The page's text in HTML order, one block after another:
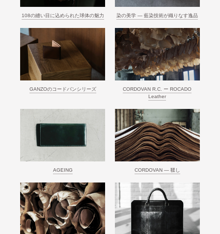
108の縫い目に込められた球体の魅力 染の美学 ― 藍染技術が織りなす逸品
GANZOのコードバンシリーズ
CORDOVAN R.C. ー ROCADO
Leather
AGEING CORDOVAN ― 鞣し